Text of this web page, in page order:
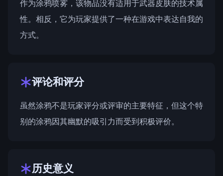
作为涂鸦喷雾，该物品没有适用于武器皮肤的技术属
性。相反，它为玩家提供了一种在游戏中表达自我的
方式。
评论和评分
虽然涂鸦不是玩家评分或评审的主要特征，但这个特
别的涂鸦因其幽默的吸引力而受到积极评价。
历史意义